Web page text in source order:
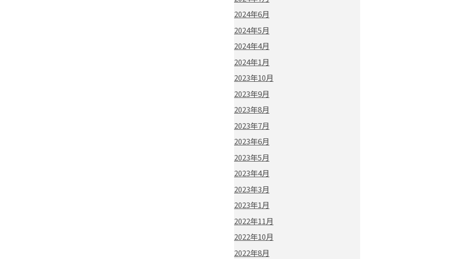
2024年6月
2024年5月
2024年4月
2024年1月
2023年10月
2023年9月
2023年8月
2023年7月
2023年6月
2023年5月
2023年4月
2023年3月
2023年1月
2022年11月
2022年10月
2022年8月